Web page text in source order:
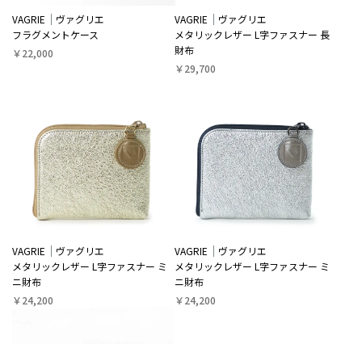
VAGRIE
ヴァグリエ
フラグメントケース
￥22,000
VAGRIE
ヴァグリエ
メタリックレザー L字ファスナー 長
財布
￥29,700
VAGRIE
ヴァグリエ
メタリックレザー L字ファスナー ミ
ニ財布
￥24,200
VAGRIE
ヴァグリエ
メタリックレザー L字ファスナー ミ
ニ財布
￥24,200